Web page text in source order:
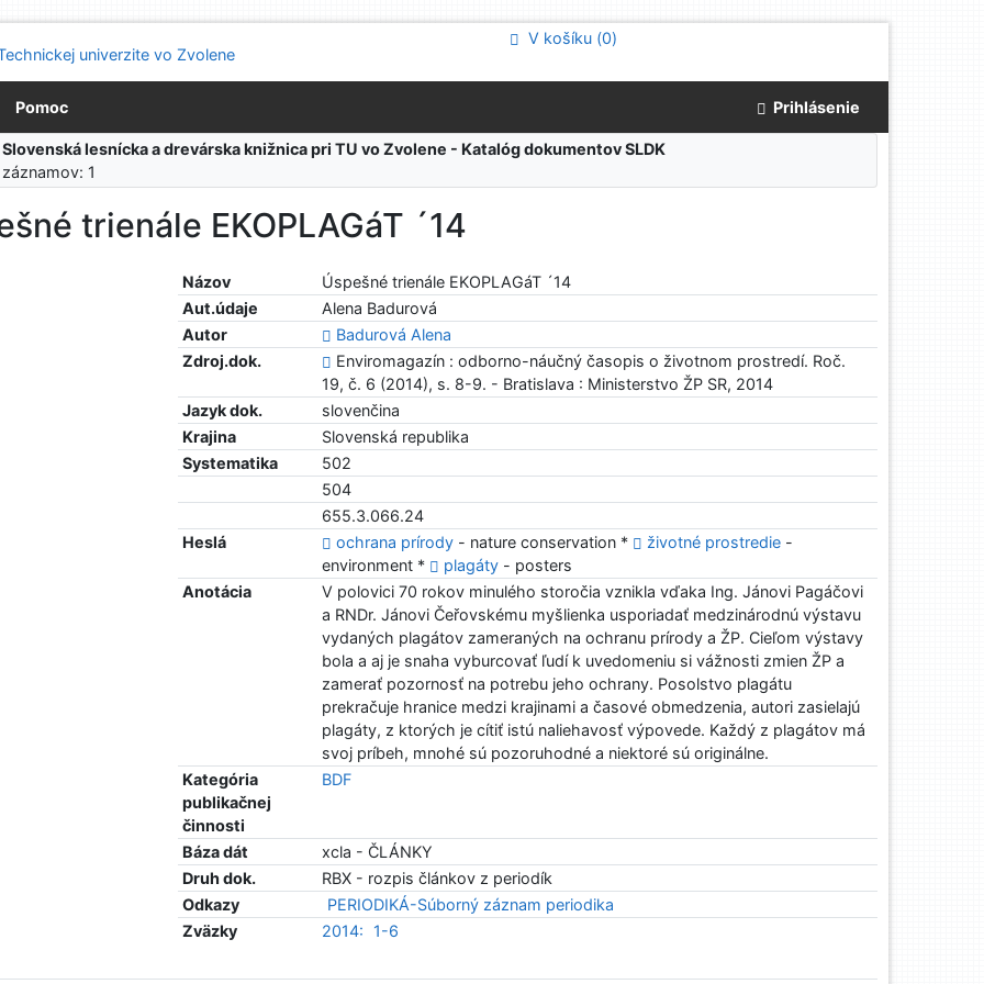
V košíku (0)
Pomoc Prihlásenie
Slovenská lesnícka a drevárska knižnica pri TU vo Zvolene - Katalóg dokumentov SLDK
1
trienále EKOPLAGáT ´14
Názov
Úspešné trienále EKOPLAGáT ´14
Aut.údaje
Alena Badurová
Autor
Badurová Alena
Zdroj.dok.
Enviromagazín : odborno-náučný časopis o životnom prostredí. Roč.
19, č. 6 (2014), s. 8-9. - Bratislava : Ministerstvo ŽP SR, 2014
Jazyk dok.
slovenčina
Krajina
Slovenská republika
Systematika
502
504
655.3.066.24
Heslá
ochrana prírody - nature conservation * životné prostredie -
environment *
plagáty - posters
Anotácia
V polovici 70 rokov minulého storočia vznikla vďaka Ing. Jánovi Pagáčovi
a RNDr. Jánovi Čeřovskému myšlienka usporiadať medzinárodnú výstavu
vydaných plagátov zameraných na ochranu prírody a ŽP. Cieľom výstavy
bola a aj je snaha vyburcovať ľudí k uvedomeniu si vážnosti zmien ŽP a
zamerať pozornosť na potrebu jeho ochrany. Posolstvo plagátu
prekračuje hranice medzi krajinami a časové obmedzenia, autori zasielajú
plagáty, z ktorých je cítiť istú naliehavosť výpovede. Každý z plagátov má
svoj príbeh, mnohé sú pozoruhodné a niektoré sú originálne.
Kategória
publikačnej
činnosti
BDF
Báza dát
xcla - ČLÁNKY
Druh dok.
RBX - rozpis článkov z periodík
Odkazy
PERIODIKÁ-Súborný záznam periodika
Zväzky
2014: 1-6